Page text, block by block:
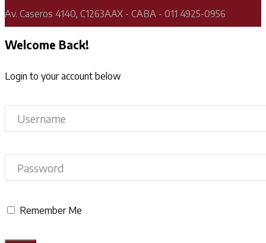
Av. Caseros 4140, C1263AAX - CABA - 011 4925-0956
Welcome Back!
Login to your account below
Remember Me